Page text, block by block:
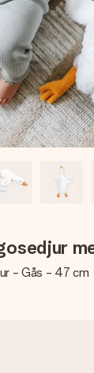
med bara
ett
krångel,
- Gås - 47 cm